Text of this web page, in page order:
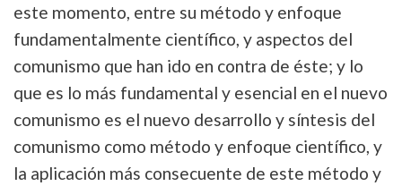
este momento, entre su método y enfoque
fundamentalmente científico, y aspectos del
comunismo que han ido en contra de éste; y lo
que es lo más fundamental y esencial en el nuevo
comunismo es el nuevo desarrollo y síntesis del
comunismo como método y enfoque científico, y
la aplicación más consecuente de este método y